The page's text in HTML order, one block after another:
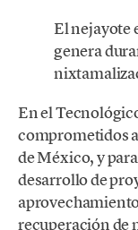
El nejayote
genera
En el
comprometidos
de México, y
desarrollo de
recuperación de